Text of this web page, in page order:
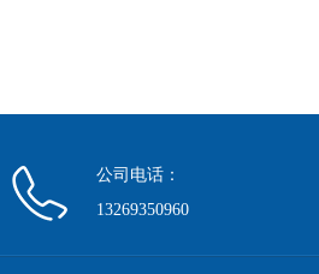
公司电话：
13269350960